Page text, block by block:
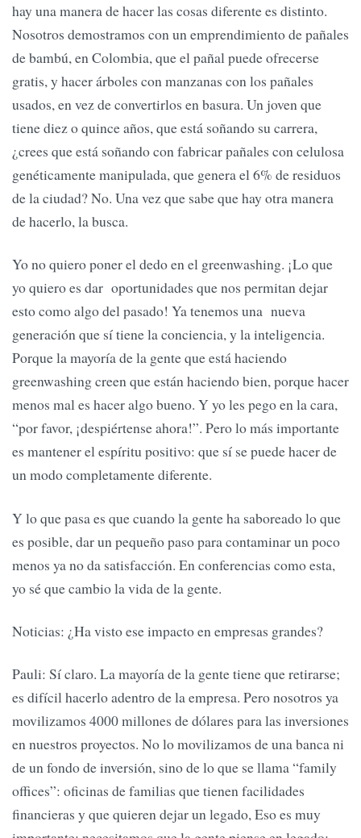
hay una manera de hacer las cosas diferente es distinto.
Nosotros demostramos con un emprendimiento de pañales
de bambú, en Colombia, que el pañal puede ofrecerse
gratis, y hacer árboles con manzanas con los pañales
usados, en vez de convertirlos en basura. Un joven que
tiene diez o quince años, que está soñando su carrera,
¿crees que está soñando con fabricar pañales con celulosa
genéticamente manipulada, que genera el 6% de residuos
de la ciudad? No. Una vez que sabe que hay otra manera
de hacerlo, la busca.
Yo no quiero poner el dedo en el greenwashing. ¡Lo que
yo quiero es dar oportunidades que nos permitan dejar
esto como algo del pasado! Ya tenemos una nueva
generación que sí tiene la conciencia, y la inteligencia.
Porque la mayoría de la gente que está haciendo
greenwashing creen que están haciendo bien, porque hacer
menos mal es hacer algo bueno. Y yo les pego en la cara,
“por favor, ¡despiértense ahora!”. Pero lo más importante
es mantener el espíritu positivo: que sí se puede hacer de
un modo completamente diferente.
Y lo que pasa es que cuando la gente ha saboreado lo que
es posible, dar un pequeño paso para contaminar un poco
menos ya no da satisfacción. En conferencias como esta,
yo sé que cambio la vida de la gente.
Noticias: ¿Ha visto ese impacto en empresas grandes?
Pauli: Sí claro. La mayoría de la gente tiene que retirarse;
es difícil hacerlo adentro de la empresa. Pero nosotros ya
movilizamos 4000 millones de dólares para las inversiones
en nuestros proyectos. No lo movilizamos de una banca ni
de un fondo de inversión, sino de lo que se llama “family
offices”: oficinas de familias que tienen facilidades
financieras y que quieren dejar un legado, Eso es muy